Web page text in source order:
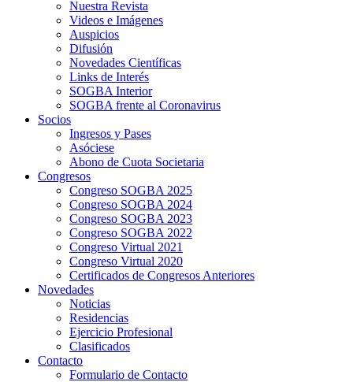
Nuestra Revista
Videos e Imágenes
Auspicios
Difusión
Novedades Científicas
Links de Interés
SOGBA Interior
SOGBA frente al Coronavirus
Socios
Ingresos y Pases
Asóciese
Abono de Cuota Societaria
Congresos
Congreso SOGBA 2025
Congreso SOGBA 2024
Congreso SOGBA 2023
Congreso SOGBA 2022
Congreso Virtual 2021
Congreso Virtual 2020
Certificados de Congresos Anteriores
Novedades
Noticias
Residencias
Ejercicio Profesional
Clasificados
Contacto
Formulario de Contacto